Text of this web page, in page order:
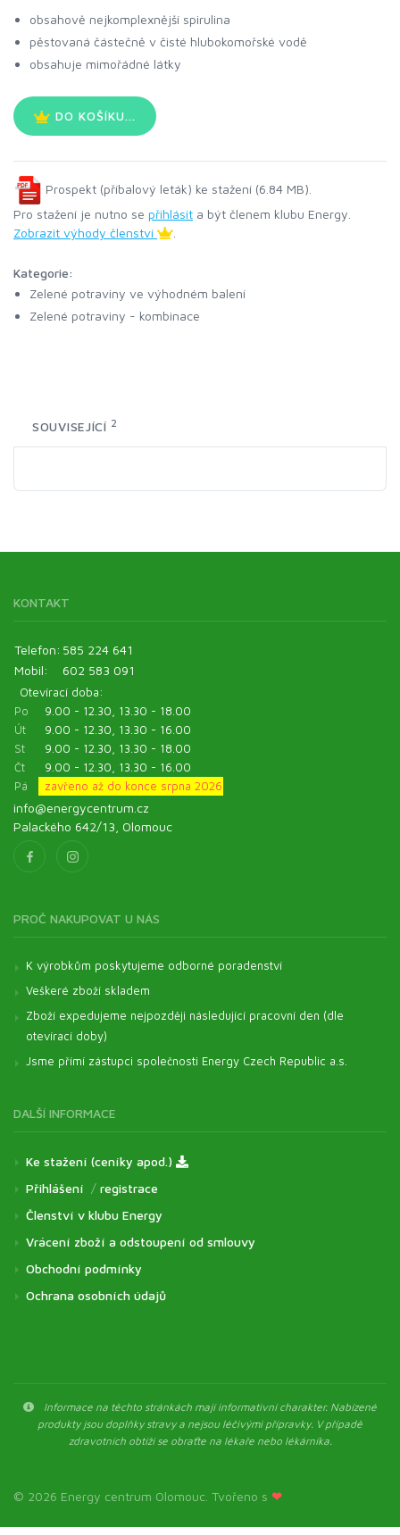
obsahově nejkomplexnější spirulina
pěstovaná částečně v čisté hlubokomořské vodě
obsahuje mimořádné látky
DO KOŠÍKU...
Prospekt (příbalový leták) ke stažení (6.84 MB).
Pro stažení je nutno se přihlásit a být členem klubu Energy.
Zobrazit výhody členství
Kategorie:
Zelené potraviny ve výhodném balení
Zelené potraviny - kombinace
SOUVISEJÍCÍ 2
KONTAKT
Telefon: 585 224 641
Mobil:
602 583 091
Otevírací doba:
Po
9.00 - 12.30, 13.30 - 18.00
Út
9.00 - 12.30, 13.30 - 16.00
St
9.00 - 12.30, 13.30 - 18.00
Čt
9.00 - 12.30, 13.30 - 16.00
Pá
zavřeno až do konce srpna 2026
info@energycentrum.cz
Palackého 642/13, Olomouc
PROČ NAKUPOVAT U NÁS
K výrobkům poskytujeme odborné poradenství
Veškeré zboží skladem
Zboží expedujeme nejpozději následující pracovní den (dle
otevírací doby)
Jsme přímí zástupci společnosti Energy Czech Republic a.s.
DALŠÍ INFORMACE
Ke stažení (ceníky apod.)
Přihlášení / registrace
Členství v klubu Energy
Vrácení zboží a odstoupení od smlouvy
Obchodní podmínky
Ochrana osobních údajů
Informace na těchto stránkách mají informativní charakter. Nabízené
produkty jsou doplňky stravy a nejsou léčivými přípravky. V případě
zdravotních obtíží se obraťte na lékaře nebo lékárníka.
© 2026 Energy centrum Olomouc. Tvořeno s ❤